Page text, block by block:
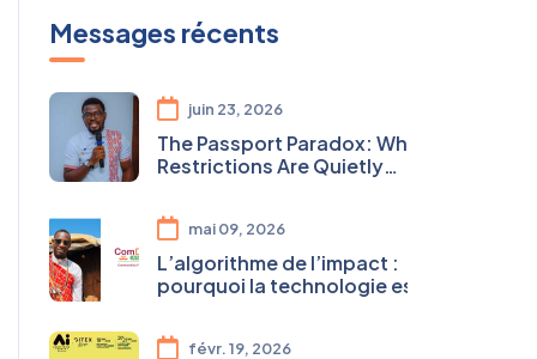
Messages récents
juin 23, 2026
The Passport Paradox: Why Visa
Restrictions Are Quietly
Agenda
mai 09, 2026
L’algorithme de l’impact :
pourquoi la technologie est
transformer l’ESS en Afrique
févr. 19, 2026